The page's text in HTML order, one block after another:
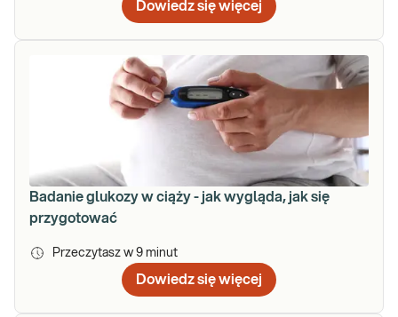
Dowiedz się więcej
Badanie glukozy w ciąży - jak wygląda, jak się
przygotować
Przeczytasz w 9 minut
Dowiedz się więcej